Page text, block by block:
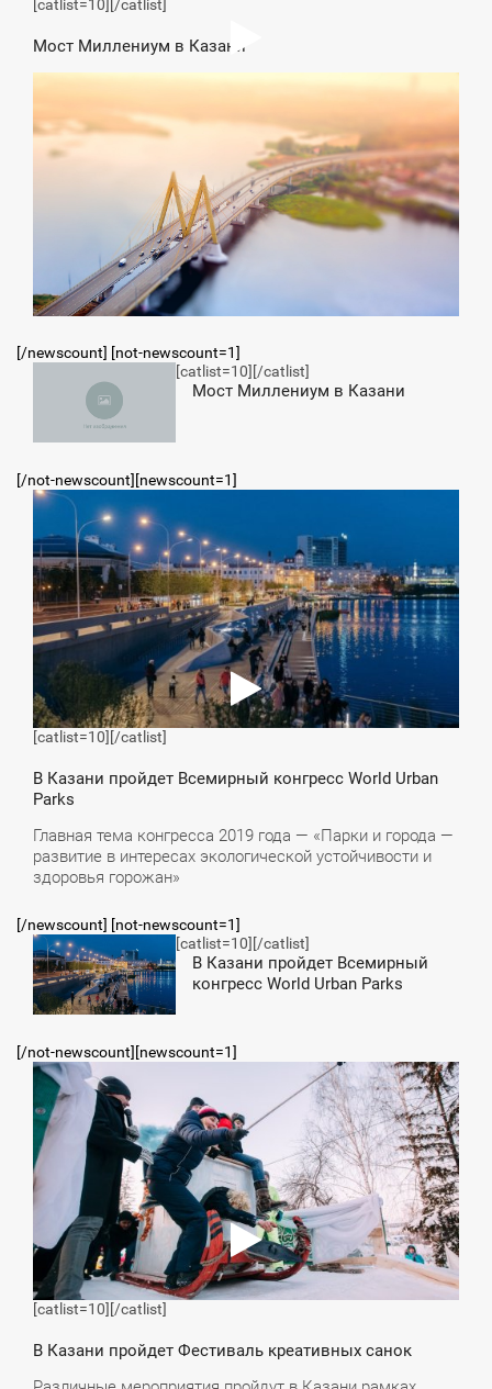
[catlist=10] [/catlist]
Мост Миллениум в Казани
[/newscount] [not-newscount=1]
[catlist=10] [/catlist]
Мост Миллениум в Казани
[/not-newscount][newscount=1]
[catlist=10] [/catlist]
В Казани пройдет Всемирный конгресс World Urban
Parks
Главная тема конгресса 2019 года — «Парки и города —
развитие в интересах экологической устойчивости и
здоровья горожан»
[/newscount] [not-newscount=1]
[catlist=10] [/catlist]
В Казани пройдет Всемирный
конгресс World Urban Parks
[/not-newscount][newscount=1]
[catlist=10] [/catlist]
В Казани пройдет Фестиваль креативных санок